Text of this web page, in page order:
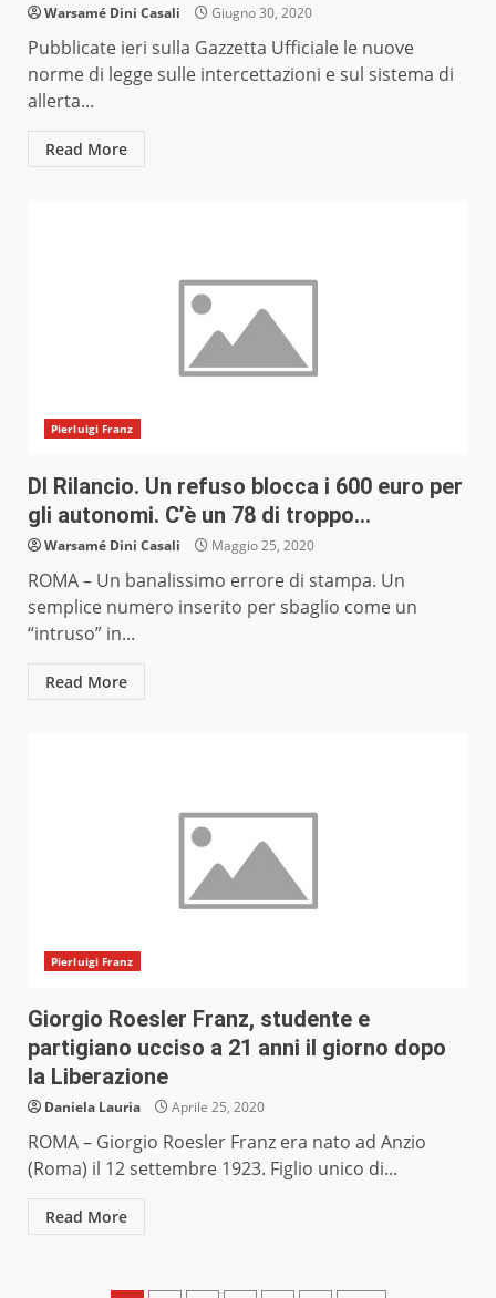
Warsamé Dini Casali Giugno 30, 2020
Pubblicate ieri sulla Gazzetta Ufficiale le nuove
norme di legge sulle intercettazioni e sul sistema di
allerta...
Read More
Pierluigi Franz
Dl Rilancio. Un refuso blocca i 600 euro per
gli autonomi. C’è un 78 di troppo…
Warsamé Dini Casali Maggio 25, 2020
ROMA – Un banalissimo errore di stampa. Un
semplice numero inserito per sbaglio come un
“intruso” in...
Read More
Pierluigi Franz
Giorgio Roesler Franz, studente e
partigiano ucciso a 21 anni il giorno dopo
la Liberazione
Daniela Lauria Aprile 25, 2020
ROMA – Giorgio Roesler Franz era nato ad Anzio
(Roma) il 12 settembre 1923. Figlio unico di...
Read More